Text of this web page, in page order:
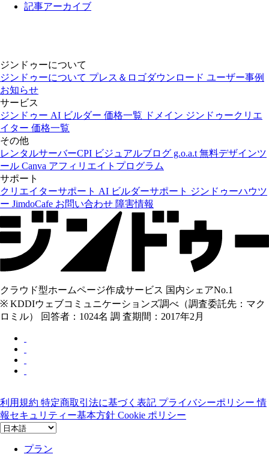
記事アーカイブ
ジンドゥーについて
ジンドゥーについて プレス＆ロゴダウンロード ユーザー事例
お知らせ
サービス
ジンドゥー AI ビルダー 価格一覧 ドメイン ジンドゥークリエ
イター 価格一覧
その他
レンタルサーバーCPI ビジュアルブログ g.o.a.t 無料デザインツ
ール Canva アフィリエイトプログラム
サポート
クリエイターサポート AI ビルダーサポート ジンドゥーハウツ
ー JimdoCafe お問い合わせ 障害情報
クラウド型ホームページ作成サービス 国内シェアNo.1
※ KDDIウェブコミュニケーションズ調べ（調査委託先：マク
ロミル） 回答者：1024名 調 査期間：2017年2月
利用規約 特定商取引法に基づく表記 プライバシーポリシー情
報セキュリティー基本方針 Cookie ポリシー
プラン